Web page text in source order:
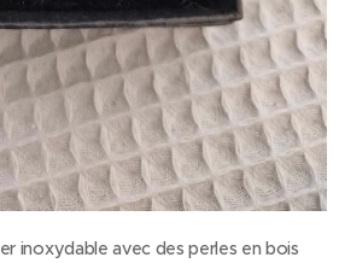
inoxydable avec des perles en bois